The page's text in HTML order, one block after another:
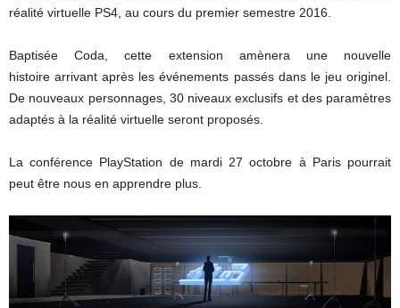
réalité virtuelle PS4, au cours du premier semestre 2016.
Baptisée Coda, cette extension amènera une nouvelle
histoire arrivant après les événements passés dans le jeu originel.
De nouveaux personnages, 30 niveaux exclusifs et des paramètres
adaptés à la réalité virtuelle seront proposés.
La conférence PlayStation de mardi 27 octobre à Paris pourrait
peut être nous en apprendre plus.